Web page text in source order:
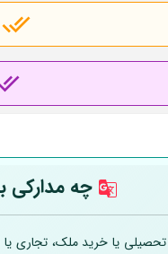
چه مدارکی
یا خرید ملک، تجاری